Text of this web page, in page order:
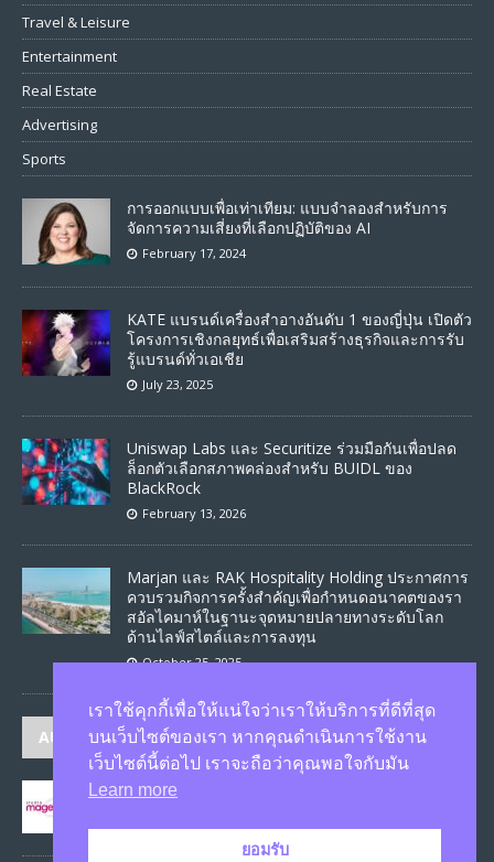
Travel & Leisure
Entertainment
Real Estate
Advertising
Sports
การออกแบบเพื่อเท่าเทียม: แบบจําลองสําหรับการ
จัดการความเสี่ยงที่เลือกปฏิบัติของ AI
February 17, 2024
KATE แบรนด์เครื่องสำอางอันดับ 1 ของญี่ปุ่น เปิดตัว
โครงการเชิงกลยุทธ์เพื่อเสริมสร้างธุรกิจและการรับ
รู้แบรนด์ทั่วเอเชีย
July 23, 2025
Uniswap Labs และ Securitize ร่วมมือกันเพื่อปลด
ล็อกตัวเลือกสภาพคล่องสำหรับ BUIDL ของ
BlackRock
February 13, 2026
Marjan และ RAK Hospitality Holding ประกาศการ
ควบรวมกิจการครั้งสำคัญเพื่อกำหนดอนาคตของรา
สอัลไคมาห์ในฐานะจุดหมายปลายทางระดับโลก
ด้านไลฟ์สไตล์และการลงทุน
October 25, 2025
AUTHORS
JASON
เราใช้คุกกี้เพื่อให้แน่ใจว่าเราให้บริการที่ดีที่สุด
บนเว็บไซต์ของเรา หากคุณดำเนินการใช้งาน
เว็บไซต์นี้ต่อไป เราจะถือว่าคุณพอใจกับมัน
Learn more
ยอมรับ